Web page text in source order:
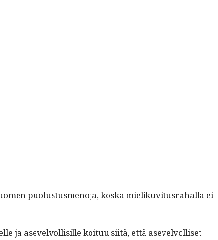
puo­lus­tus­meno­ja, kos­ka mieliku­vi­tus­ra­hal­la ei
ja asevelvol­lisille koituu siitä, että asevelvol­liset